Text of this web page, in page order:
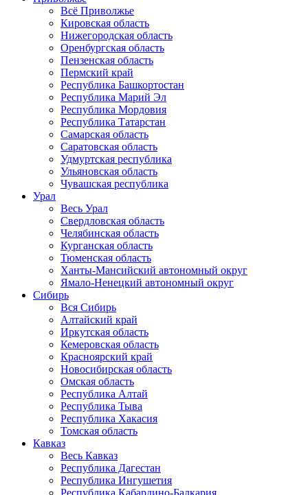
Всё Приволжье
Кировская область
Нижегородская область
Оренбургская область
Пензенская область
Пермский край
Республика Башкортостан
Республика Марий Эл
Республика Мордовия
Республика Татарстан
Самарская область
Саратовская область
Удмуртская республика
Ульяновская область
Чувашская республика
Урал
Весь Урал
Свердловская область
Челябинская область
Курганская область
Тюменская область
Ханты-Мансийский автономный округ
Ямало-Ненецкий автономный округ
Сибирь
Вся Сибирь
Алтайский край
Иркутская область
Кемеровская область
Красноярский край
Новосибирская область
Омская область
Республика Алтай
Республика Тыва
Республика Хакасия
Томская область
Кавказ
Весь Кавказ
Республика Дагестан
Республика Ингушетия
Республика Кабардино-Балкария